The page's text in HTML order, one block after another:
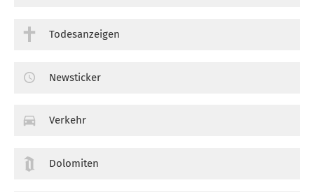
Todesanzeigen
Newsticker
Verkehr
Dolomiten